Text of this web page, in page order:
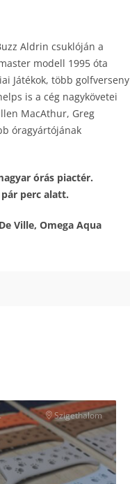
Aldrin csuklóján a
modell 1995 óta
Játékok, több golfverseny
is a cég nagykövetei
MacAthur, Greg
óragyártójának
órás piactér.
perc alatt.
Ville, Omega Aqua
óra kiegészítők
Szigethalom